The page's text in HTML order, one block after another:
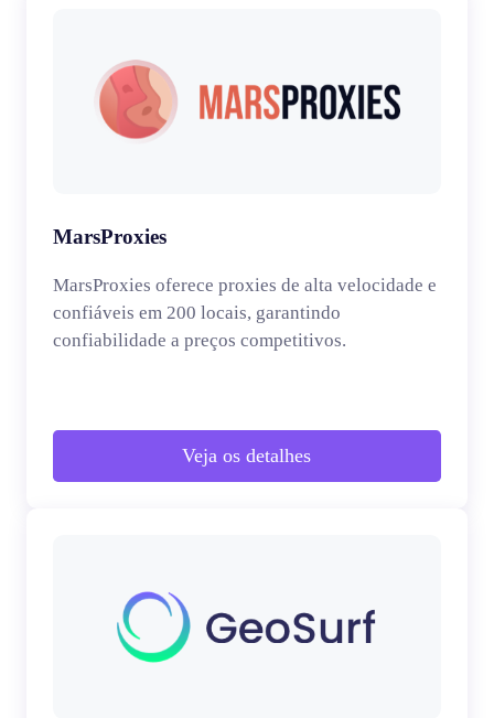
MarsProxies
MarsProxies oferece proxies de alta velocidade e
confiáveis em 200 locais, garantindo
confiabilidade a preços competitivos.
Veja os detalhes